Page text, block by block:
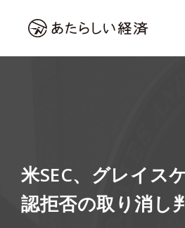
米SEC、グレイス
認拒否の取り消し